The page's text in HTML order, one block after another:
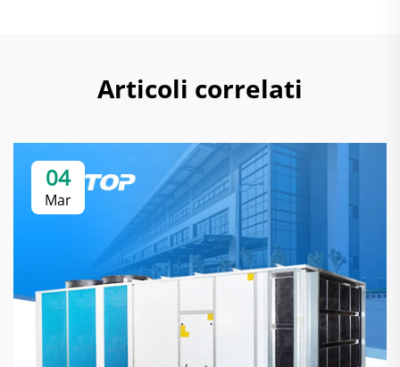
Articoli correlati
04
Mar